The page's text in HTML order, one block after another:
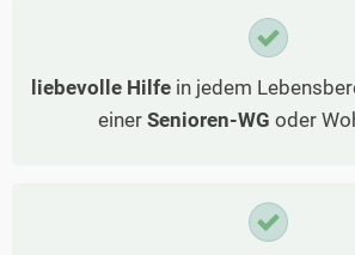
liebevolle Hilfe in jedem
einer Senioren-WG oder